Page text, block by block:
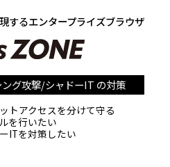
するエンタープライズブラウザ
グ攻撃/シャドーIT の対策
トアクセスを分けて守る
を行いたい
ITを対策したい